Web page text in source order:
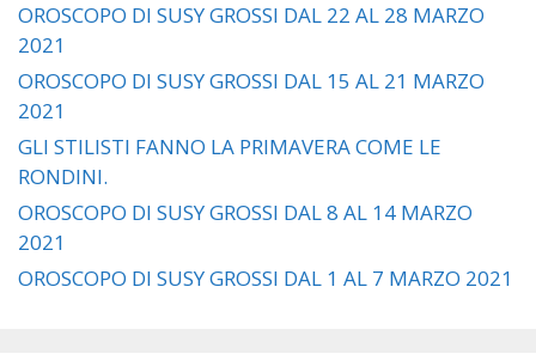
OROSCOPO DI SUSY GROSSI DAL 22 AL 28 MARZO
2021
OROSCOPO DI SUSY GROSSI DAL 15 AL 21 MARZO
2021
GLI STILISTI FANNO LA PRIMAVERA COME LE
RONDINI.
OROSCOPO DI SUSY GROSSI DAL 8 AL 14 MARZO
2021
OROSCOPO DI SUSY GROSSI DAL 1 AL 7 MARZO 2021